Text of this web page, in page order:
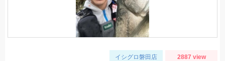
イシグロ磐田店 2887 view